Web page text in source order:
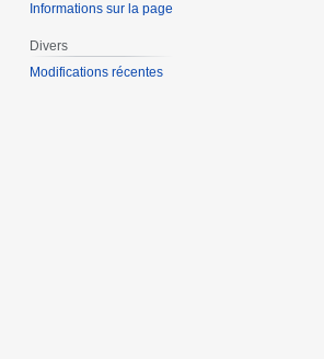
Informations sur la page
Divers
Modifications récentes